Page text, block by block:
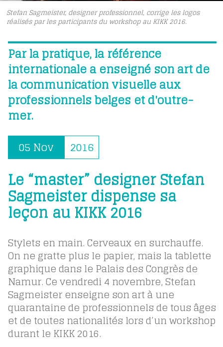
Stefan Sagmeister, designer professionnel, corrige les logos
réalisés par les participants du workshop au KIKK 2016.
Par la pratique, la référence
internationale a enseigné son art de
la communication visuelle aux
professionnels belges et d'outre-
mer.
05 Nov 2016
Le “master” designer Stefan
Sagmeister dispense sa
leçon au KIKK 2016
Stylets en main. Cerveaux en surchauffe.
On ne gratte plus le papier, mais la tablette
graphique dans le Palais des Congrès de
Namur. Ce vendredi 4 novembre, Stefan
Sagmeister enseigne son art à une
quarantaine de professionnels de tous âges
et de toutes nationalités lors d’un workshop
durant le KIKK 2016.